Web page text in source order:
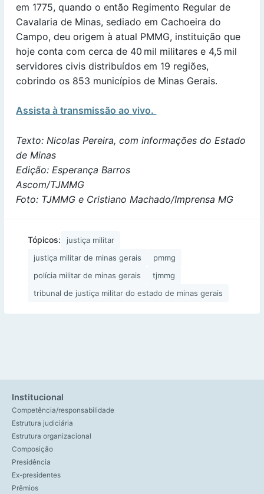
em 1775, quando o então Regimento Regular de
Cavalaria de Minas, sediado em Cachoeira do
Campo, deu origem à atual PMMG, instituição que
hoje conta com cerca de 40 mil militares e 4,5 mil
servidores civis distribuídos em 19 regiões,
cobrindo os 853 municípios de Minas Gerais.
Assista à transmissão ao vivo.
Texto: Nicolas Pereira, com informações do Estado
de Minas
Edição: Esperança Barros
Ascom/TJMMG
Foto: TJMMG e Cristiano Machado/Imprensa MG
Tópicos:
justiça militar
justiça militar de minas gerais
pmmg
polícia militar de minas gerais
tjmmg
tribunal de justiça militar do estado de minas gerais
Institucional
Competência/responsabilidade
Estrutura judiciária
Estrutura organizacional
Composição
Presidência
Ex-presidentes
Prêmios